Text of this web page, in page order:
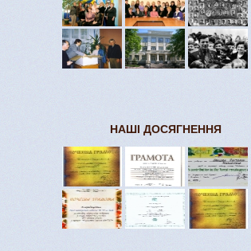
НАШІ ДОСЯГНЕННЯ